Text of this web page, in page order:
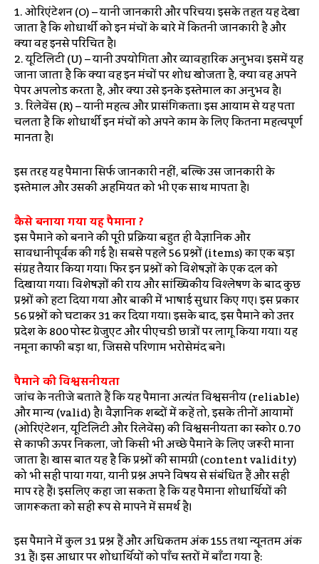
1. ओरिएंटेशन (O) – यानी जानकारी और परिचय। इसके तहत यह देखा
जाता है कि शोधार्थी को इन मंचों के बारे में कितनी जानकारी है और
क्या वह इनसे परिचित है।
2. यूटिलिटी (U) – यानी उपयोगिता और व्यावहारिक अनुभव। इसमें यह
जाना जाता है कि क्या वह इन मंचों पर शोध खोजता है, क्या वह अपने
पेपर अपलोड करता है, और क्या उसे इनके इस्तेमाल का अनुभव है।
3. रिलेवेंस (R) – यानी महत्व और प्रासंगिकता। इस आयाम से यह पता
चलता है कि शोधार्थी इन मंचों को अपने काम के लिए कितना महत्वपूर्ण
मानता है।
इस तरह यह पैमाना सिर्फ जानकारी नहीं, बल्कि उस जानकारी के
इस्तेमाल और उसकी अहमियत को भी एक साथ मापता है।
कैसे बनाया गया यह पैमाना ?
इस पैमाने को बनाने की पूरी प्रक्रिया बहुत ही वैज्ञानिक और
सावधानीपूर्वक की गई है। सबसे पहले 56 प्रश्नों (items) का एक बड़ा
संग्रह तैयार किया गया। फिर इन प्रश्नों को विशेषज्ञों के एक दल को
दिखाया गया। विशेषज्ञों की राय और सांख्यिकीय विश्लेषण के बाद कुछ
प्रश्नों को हटा दिया गया और बाकी में भाषाई सुधार किए गए। इस प्रकार
56 प्रश्नों को घटाकर 31 कर दिया गया। इसके बाद, इस पैमाने को उत्तर
प्रदेश के 800 पोस्ट ग्रेजुएट और पीएचडी छात्रों पर लागू किया गया। यह
नमूना काफी बड़ा था, जिससे परिणाम भरोसेमंद बने।
पैमाने की विश्वसनीयता
जांच के नतीजे बताते हैं कि यह पैमाना अत्यंत विश्वसनीय (reliable)
और मान्य (valid) है। वैज्ञानिक शब्दों में कहें तो, इसके तीनों आयामों
(ओरिएंटेशन, यूटिलिटी और रिलेवेंस) की विश्वसनीयता का स्कोर 0.70
से काफी ऊपर निकला, जो किसी भी अच्छे पैमाने के लिए जरूरी माना
जाता है। खास बात यह है कि प्रश्नों की सामग्री (content validity)
को भी सही पाया गया, यानी प्रश्न अपने विषय से संबंधित हैं और सही
माप रहे हैं। इसलिए कहा जा सकता है कि यह पैमाना शोधार्थियों की
जागरूकता को सही रूप से मापने में समर्थ है।
इस पैमाने में कुल 31 प्रश्न हैं और अधिकतम अंक 155 तथा न्यूनतम अंक
31 हैं। इस आधार पर शोधार्थियों को पाँच स्तरों में बाँटा गया है: